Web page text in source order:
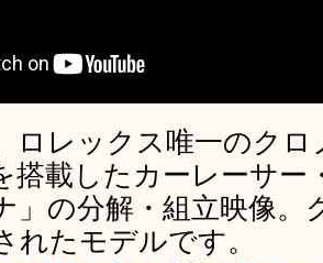
ロレックス唯一のク
搭載したカーレーサ
」の分解・組立映像
れたモデルです。